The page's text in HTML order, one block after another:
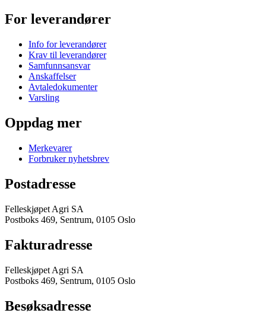
For leverandører
Info for leverandører
Krav til leverandører
Samfunnsansvar
Anskaffelser
Avtaledokumenter
Varsling
Oppdag mer
Merkevarer
Forbruker nyhetsbrev
Postadresse
Felleskjøpet Agri SA
Postboks 469, Sentrum, 0105 Oslo
Fakturadresse
Felleskjøpet Agri SA
Postboks 469, Sentrum, 0105 Oslo
Besøksadresse